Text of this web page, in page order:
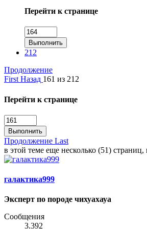
Перейти к странице
Выполнить
212
Продолжение
First Назад 161 из 212
Перейти к странице
Выполнить
Продолжение Last
в этой теме еще несколько (51)
галактика999
Эксперт по породе чихуахауа
Сообщения
3.392